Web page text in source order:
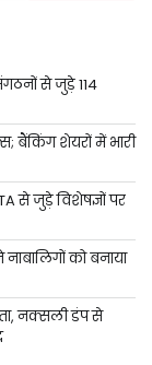
से जुड़े 114
बैंकिंग शेयरों में भारी
से जुड़े विशेषज्ञों पर
को बनाया
नक्सली डंप से